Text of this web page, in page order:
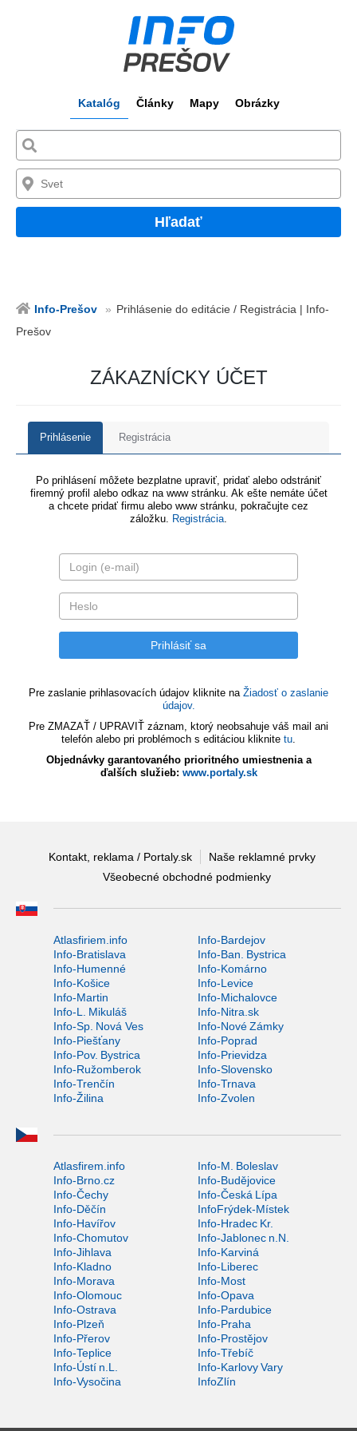
Katalóg Články Mapy Obrázky
Hľadať
Info-Prešov
Prihlásenie do editácie / Registrácia | Info-
Prešov
ZÁKAZNÍCKY ÚČET
Prihlásenie Registrácia
Po prihlásení môžete bezplatne upraviť, pridať alebo odstrániť
firemný profil alebo odkaz na www stránku. Ak ešte nemáte účet
a chcete pridať firmu alebo www stránku, pokračujte cez
záložku. Registrácia.
Pre zaslanie prihlasovacích údajov kliknite na Žiadosť o zaslanie
údajov.
Pre ZMAZAŤ / UPRAVIŤ záznam, ktorý neobsahuje váš mail ani
telefón alebo pri problémoch s editáciou kliknite tu.
Objednávky garantovaného prioritného umiestnenia a
ďalších služieb: www.portaly.sk
Kontakt, reklama / Portaly.sk
Naše reklamné prvky
Všeobecné obchodné podmienky
Atlasfiriem.info
Info-Bardejov
Info-Bratislava
Info-Ban. Bystrica
Info-Humenné
Info-Komárno
Info-Košice
Info-Levice
Info-Martin
Info-Michalovce
Info-L. Mikuláš
Info-Nitra.sk
Info-Sp. Nová Ves
Info-Nové Zámky
Info-Piešťany
Info-Poprad
Info-Pov. Bystrica
Info-Prievidza
Info-Ružomberok
Info-Slovensko
Info-Trenčín
Info-Trnava
Info-Žilina
Info-Zvolen
Atlasfirem.info
Info-M. Boleslav
Info-Brno.cz
Info-Budějovice
Info-Čechy
Info-Česká Lípa
Info-Děčín
InfoFrýdek-Místek
Info-Havířov
Info-Hradec Kr.
Info-Chomutov
Info-Jablonec n.N.
Info-Jihlava
Info-Karviná
Info-Kladno
Info-Liberec
Info-Morava
Info-Most
Info-Olomouc
Info-Opava
Info-Ostrava
Info-Pardubice
Info-Plzeň
Info-Praha
Info-Přerov
Info-Prostějov
Info-Teplice
Info-Třebíč
Info-Ústí n.L.
Info-Karlovy Vary
Info-Vysočina
InfoZlín